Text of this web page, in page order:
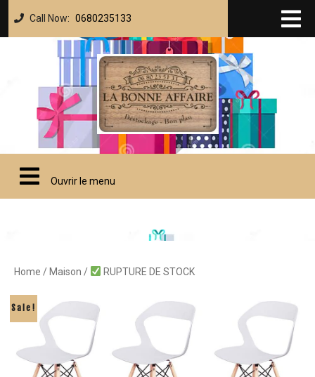
Call Now: 0680235133
Ouvrir le menu
Home / Maison / RUPTURE DE STOCK
Sale!